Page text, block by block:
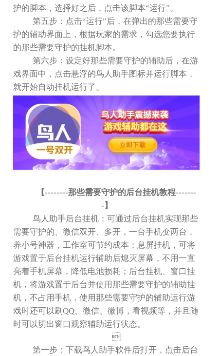
护的脚本，选择好之后，点击该脚本“运行”。
第五步：点击“运行”后，在弹出的那些需要守
护的辅助界面上，根据玩家的需求，勾选您要执行
的那些需要守护的挂机脚本。
第六步：设定好那些需要守护的辅助后，在游
戏界面中，点击悬浮的鸟人助手图标并运行脚本，
就开始自动挂机运行了。
【--------那些需要守护的后台挂机教程-------
-】
鸟人助手后台挂机：可通过后台挂机实现那些
需要守护的、微信双开、多开，一台手机变两台，
养小号神器，工作室可节约成本；息屏挂机，可将
游戏置于后台挂机运行辅助后熄灭屏幕，不用一直
亮着手机屏幕，降低电池损耗；后台挂机、窗口挂
机，将游戏置于后台并使用那些需要守护的辅助挂
机，不占用手机，使用那些需要守护的辅助运行游
戏时还可以刷QQ 、微信、微博，看视频等，并且随
时可以切出窗口观察辅助运行状态。

第一步：下载鸟人助手软件后打开，点击后台